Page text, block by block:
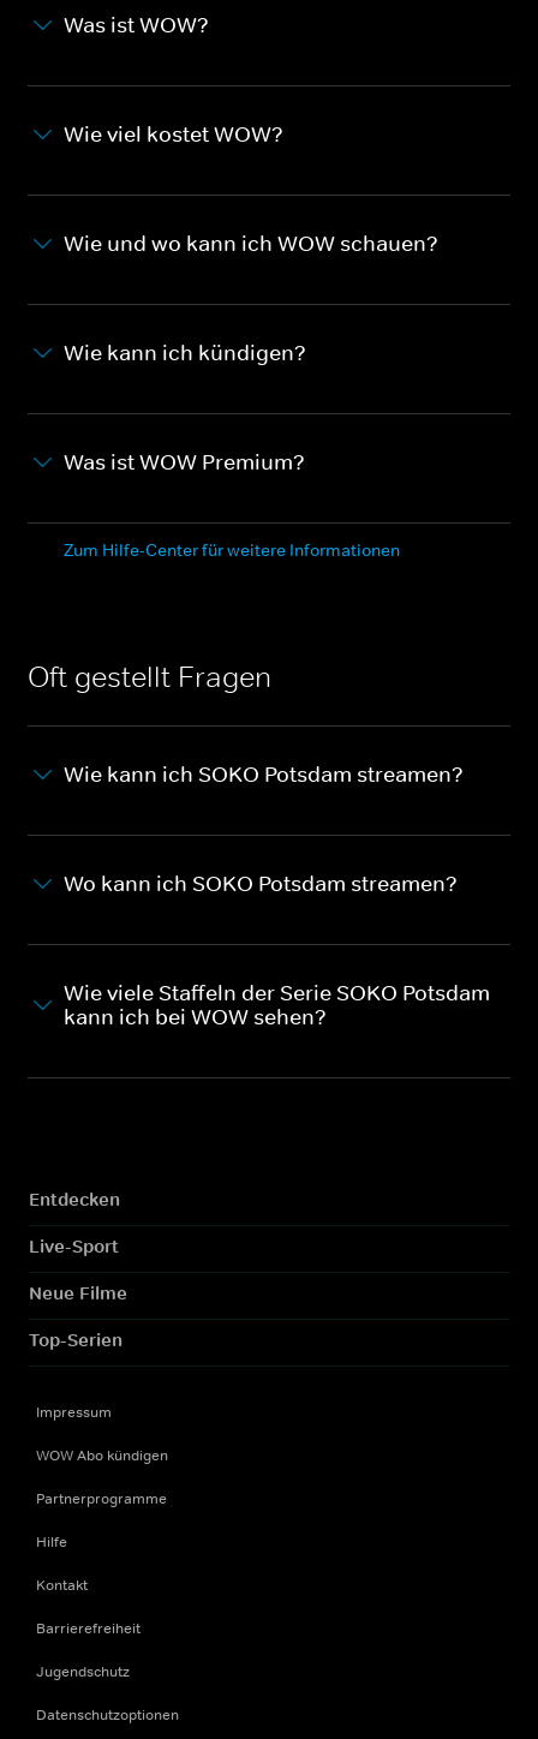
Was ist WOW?
Wie viel kostet WOW?
Wie und wo kann ich WOW schauen?
Wie kann ich kündigen?
Was ist WOW Premium?
Zum Hilfe-Center für weitere Informationen
Oft gestellt Fragen
Wie kann ich SOKO Potsdam streamen?
Wo kann ich SOKO Potsdam streamen?
Wie viele Staffeln der Serie SOKO Potsdam
kann ich bei WOW sehen?
Entdecken
Live-Sport
Neue Filme
Top-Serien
Impressum
WOW Abo kündigen
Partnerprogramme
Hilfe
Kontakt
Barrierefreiheit
Jugendschutz
Datenschutzoptionen